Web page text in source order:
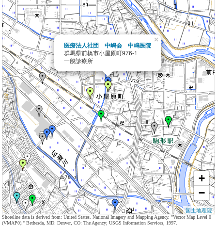
医療法人社団 中嶋会 中嶋医院
群馬県前橋市小屋原町976-1
一般診療所
×
+
−
国土地理院
Shoreline data is derived from: United States. National Imagery and Mapping Agency. "Vector Map Level 0
(VMAP0)." Bethesda, MD: Denver, CO: The Agency; USGS Information Services, 1997.